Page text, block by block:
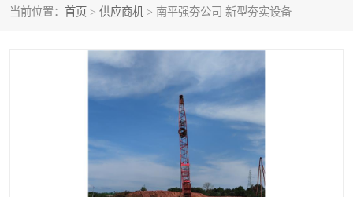
当前位置： 首页 > 供应商机 > 南平强夯公司 新型夯实设备